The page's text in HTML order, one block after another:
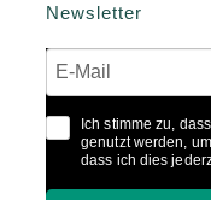
Newsletter
Ich stimme zu,
genutzt werden,
dass ich dies